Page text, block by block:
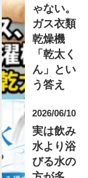
ゃない。
ガス衣類
乾燥機
「乾太く
ん」とい
う答え
2026/06/10
実は飲み
水より浴
びる水の